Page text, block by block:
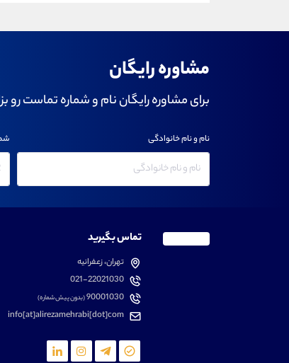
مشاوره رایگان
برای مشاوره رایگان نام و شماره تماست رو
نام و نام خانوادگی
تماس بگیرید
تهران، زعفرانیه
021-22021030
90001030(بدون پیش شماره)
info[at]alirezamehrabi[dot]com